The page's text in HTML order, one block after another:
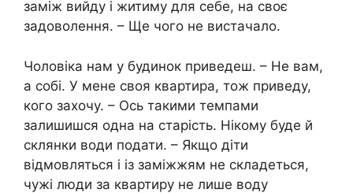
заміж вийду і житиму для себе, на своє
задоволення. – Ще чого не вистачало.
Чоловіка нам у будинок приведеш. – Не вам,
а собі. У мене своя квартира, тож приведу,
кого захочу. – Ось такими темпами
залишишся одна на старість. Нікому буде й
склянки води подати. – Якщо діти
відмовляться і із заміжжям не складеться,
чужі люди за квартиру не лише воду